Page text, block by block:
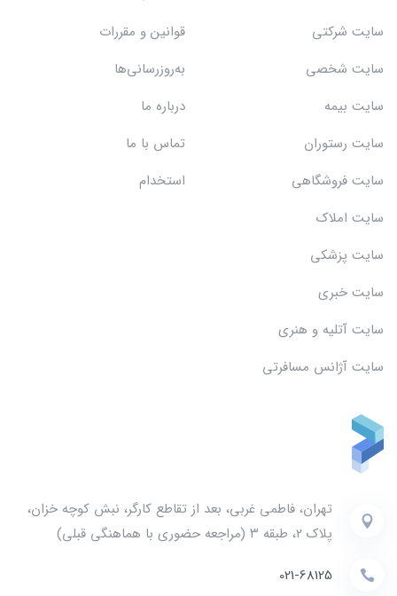
سایت شرکتی
سایت شخصی
سایت بیمه
سایت رستوران
سایت فروشگاهی
سایت املاک
سایت پزشکی
سایت خبری
سایت آتلیه و هنری
سایت آژانس مسافرتی
قوانین و مقررات
به‌روزرسانی‌ها
درباره ما
تماس با ما
استخدام
تهران، فاطمی غربی، بعد از تقاطع کارگر، نبش کوچه خزان،
پلاک ۲، طبقه ۳ (مراجعه حضوری با هماهنگی قبلی)
021-68125